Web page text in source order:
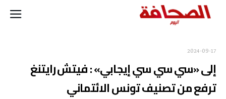
2024-09-17
إلى «سي سي سي إيجابي» : فيتش رايتنغ
ترفع من تصنيف تونس الائتماني